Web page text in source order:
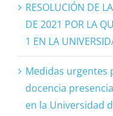
RESOLUCIÓN DE
DE 2021 POR LA
1 EN LA
Medidas urgentes
docencia
en la Universidad